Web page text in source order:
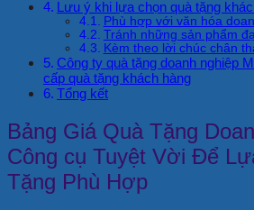
Lưu ý khi lựa chọn quà tặng
Phù hợp với văn hóa
Tránh những sản phẩm
Kèm theo lời chúc chân
Công ty quà tặng doanh nghiệp
cấp quà tặng khách hàng
Tổng kết
Bảng Giá Quà Tặng
Công cụ Tuyệt Vời Để
Tặng Phù Hợp